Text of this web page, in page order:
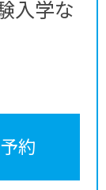
入学な
約